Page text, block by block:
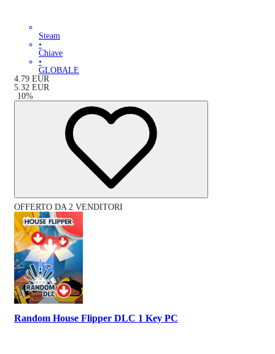
Steam
•
Chiave
•
GLOBALE
4.79 EUR
5.32 EUR
-10%
OFFERTO DA 2 VENDITORI
Random House Flipper DLC 1 Key PC